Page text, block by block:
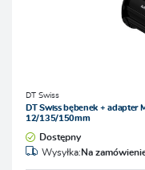
DT Swiss
DT Swiss bębenek + adapter
12/135/150mm
Dostępny
Wysyłka:Na